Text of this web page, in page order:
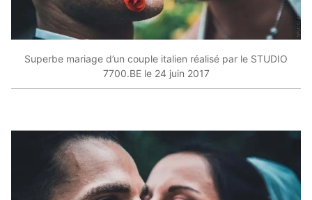
Superbe mariage d’un couple italien réalisé par le STUDIO
7700.BE le 24 juin 2017